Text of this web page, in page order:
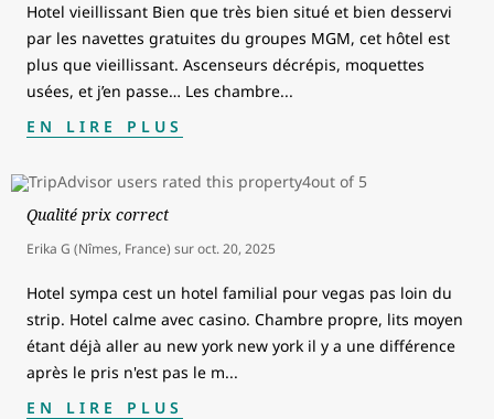
Hotel vieillissant Bien que très bien situé et bien desservi
par les navettes gratuites du groupes MGM, cet hôtel est
plus que vieillissant. Ascenseurs décrépis, moquettes
usées, et j’en passe… Les chambre...
EN LIRE PLUS
Qualité prix correct
Erika G (Nîmes, France) suroct. 20, 2025
Hotel sympa cest un hotel familial pour vegas pas loin du
strip. Hotel calme avec casino. Chambre propre, lits moyen
étant déjà aller au new york new york il y a une différence
après le pris n'est pas le m...
EN LIRE PLUS